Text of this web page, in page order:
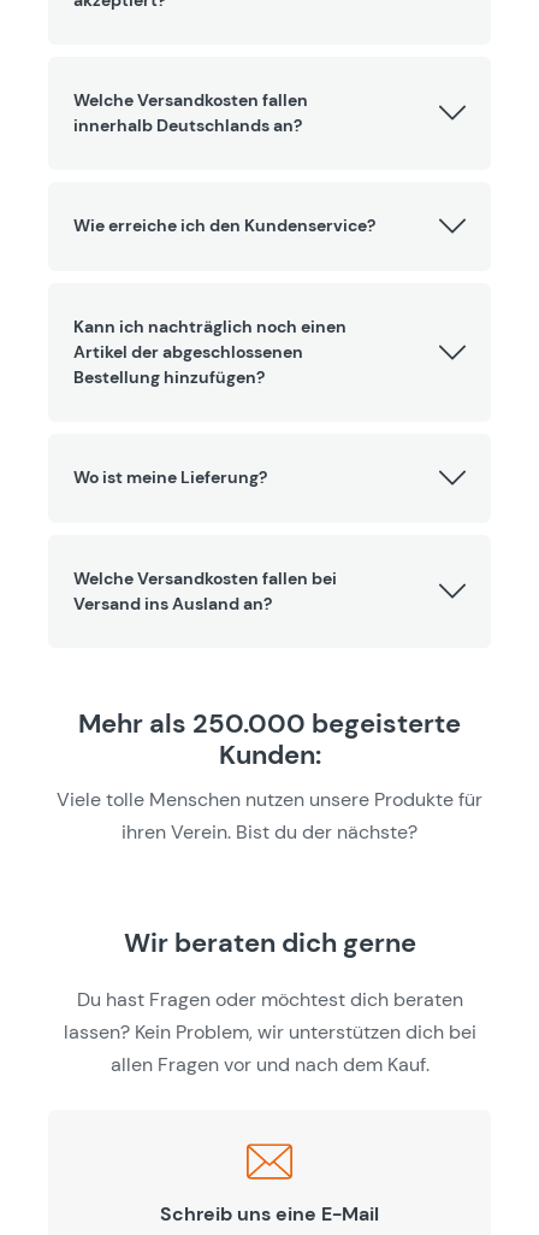
Welche Versandkosten fallen
innerhalb Deutschlands an?
Wie erreiche ich den Kundenservice?
Kann ich nachträglich noch einen
Artikel der abgeschlossenen
Bestellung hinzufügen?
Wo ist meine Lieferung?
Welche Versandkosten fallen bei
Versand ins Ausland an?
Mehr als 250.000 begeisterte
Kunden:
Viele tolle Menschen nutzen unsere Produkte für
ihren Verein. Bist du der nächste?
Wir beraten dich gerne
Du hast Fragen oder möchtest dich beraten
lassen? Kein Problem, wir unterstützen dich bei
allen Fragen vor und nach dem Kauf.
Schreib uns eine E-Mail